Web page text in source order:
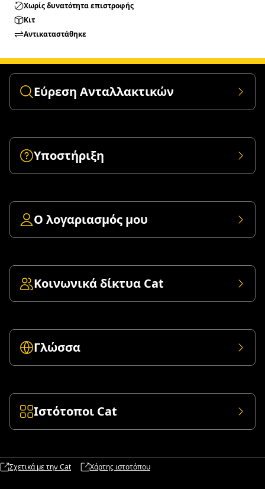
Χωρίς δυνατότητα επιστροφής
Κιτ
Αντικαταστάθηκε
Εύρεση Ανταλλακτικών
Υποστήριξη
Ο λογαριασμός μου
Κοινωνικά δίκτυα Cat
Γλώσσα
Ιστότοποι Cat
Σχετικά με την Cat Χάρτης ιστοτόπου